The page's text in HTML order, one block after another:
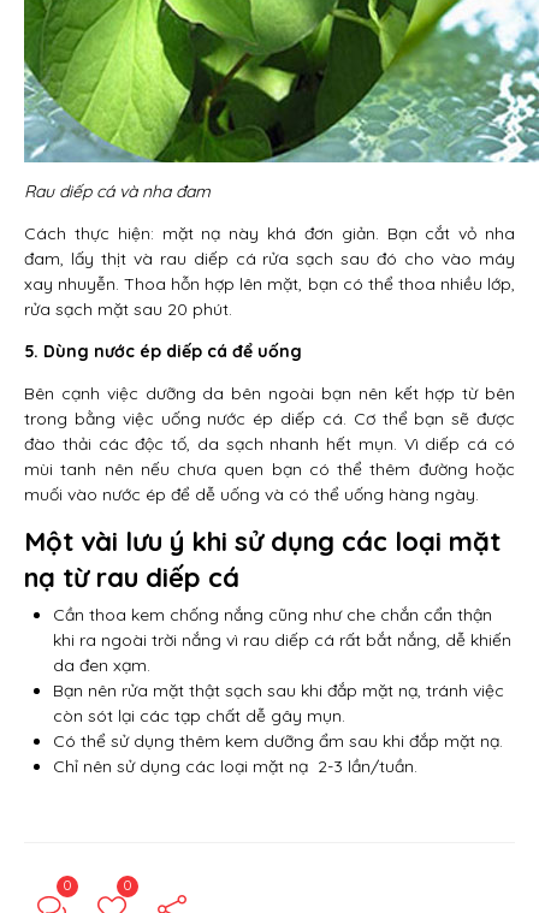
Rau diếp cá và nha đam
Cách thực hiện: mặt nạ này khá đơn giản. Bạn cắt vỏ nha
đam, lấy thịt và rau diếp cá rửa sạch sau đó cho vào máy
xay nhuyễn. Thoa hỗn hợp lên mặt, bạn có thể thoa nhiều lớp,
rửa sạch mặt sau 20 phút.
5. Dùng nước ép diếp cá để uống
Bên cạnh việc dưỡng da bên ngoài bạn nên kết hợp từ bên
trong bằng việc uống nước ép diếp cá. Cơ thể bạn sẽ được
đào thải các độc tố, da sạch nhanh hết mụn. Vì diếp cá có
mùi tanh nên nếu chưa quen bạn có thể thêm đường hoặc
muối vào nước ép để dễ uống và có thể uống hàng ngày.
Một vài lưu ý khi sử dụng các loại mặt
nạ từ rau diếp cá
Cần thoa kem chống nắng cũng như che chắn cẩn thận
khi ra ngoài trời nắng vì rau diếp cá rất bắt nắng, dễ khiến
da đen xạm.
Bạn nên rửa mặt thật sạch sau khi đắp mặt nạ, tránh việc
còn sót lại các tạp chất dễ gây mụn.
Có thể sử dụng thêm kem dưỡng ẩm sau khi đắp mặt nạ.
Chỉ nên sử dụng các loại mặt nạ 2-3 lần/tuần.
0 0